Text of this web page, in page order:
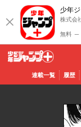
少年
株式会
無料 ─
少年ジ
ャンプ
連載一覧 履歴